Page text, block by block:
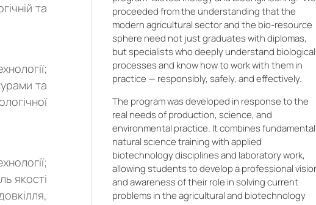
та
та
якості
proceeded from the understanding that the
modern agricultural sector and the bio-resource
sphere need not just graduates with diplomas,
but specialists who deeply understand biological
processes and know how to work with them in
practice — responsibly, safely, and effectively.
The program was developed in response to the
real needs of production, science, and
environmental practice. It combines fundamental
natural science training with applied
biotechnology disciplines and laboratory work,
allowing students to develop a professional
and awareness of their role in solving current
problems in the agricultural and biotechnology